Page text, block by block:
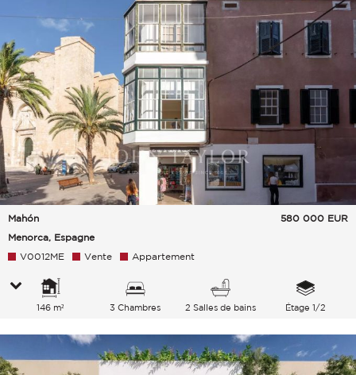
Mahón
Menorca, Espagne
580 000 EUR
V0012ME Vente Appartement
146 m² 3 Chambres 2 Salles de bains Étage 1/2